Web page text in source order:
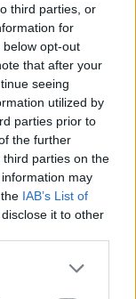
third parties, or
for
opt-out
that after your
seeing
utilized by
parties prior to
the further
parties on the
may
IAB’s List of
it to other
de una
más